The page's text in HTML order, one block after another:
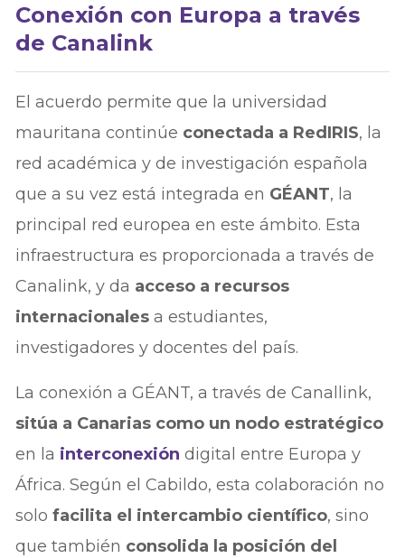
Conexión con Europa a través
de Canalink
El acuerdo permite que la universidad
mauritana continúe conectada a RedIRIS, la
red académica y de investigación española
que a su vez está integrada en GÉANT, la
principal red europea en este ámbito. Esta
infraestructura es proporcionada a través de
Canalink, y da acceso a recursos
internacionales a estudiantes,
investigadores y docentes del país.
La conexión a GÉANT, a través de Canallink,
sitúa a Canarias como un nodo estratégico
en la interconexión digital entre Europa y
África. Según el Cabildo, esta colaboración no
solofacilita el intercambio científico, sino
que también consolida la posición del